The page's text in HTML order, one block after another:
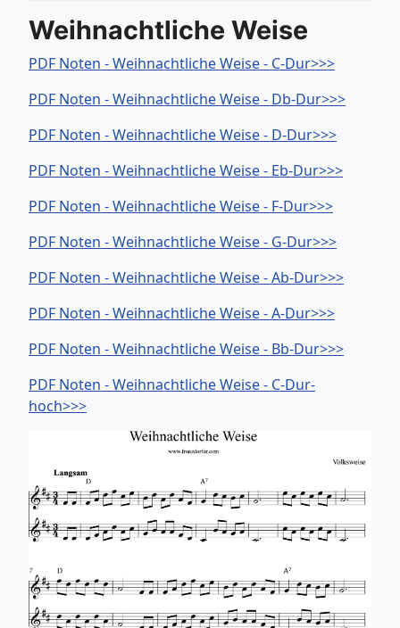
Weihnachtliche Weise
PDF Noten - Weihnachtliche Weise - C-Dur>>>
PDF Noten - Weihnachtliche Weise - Db-Dur>>>
PDF Noten - Weihnachtliche Weise - D-Dur>>>
PDF Noten - Weihnachtliche Weise - Eb-Dur>>>
PDF Noten - Weihnachtliche Weise - F-Dur>>>
PDF Noten - Weihnachtliche Weise - G-Dur>>>
PDF Noten - Weihnachtliche Weise - Ab-Dur>>>
PDF Noten - Weihnachtliche Weise - A-Dur>>>
PDF Noten - Weihnachtliche Weise - Bb-Dur>>>
PDF Noten - Weihnachtliche Weise - C-Dur-
hoch>>>